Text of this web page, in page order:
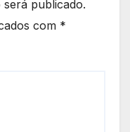
publicado.
com *